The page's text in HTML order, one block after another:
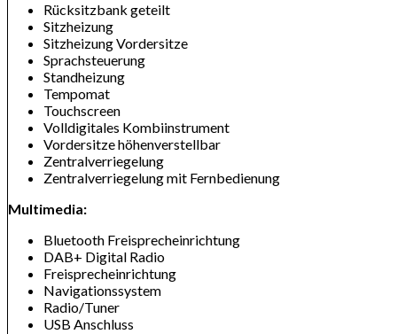
Rücksitzbank geteilt
Sitzheizung
Sitzheizung Vordersitze
Sprachsteuerung
Standheizung
Tempomat
Touchscreen
Volldigitales Kombiinstrument
Vordersitze höhenverstellbar
Zentralverriegelung
Zentralverriegelung mit Fernbedienung
Multimedia:
Bluetooth Freisprecheinrichtung
DAB+ Digital Radio
Freisprecheinrichtung
Navigationssystem
Radio/Tuner
USB Anschluss